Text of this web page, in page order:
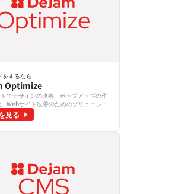
をするなら
Optimize
でデザインの改善、ポップアップの作
Webサイト改善のためのソリューショ
見る
CMS